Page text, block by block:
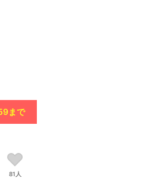
まで
81人